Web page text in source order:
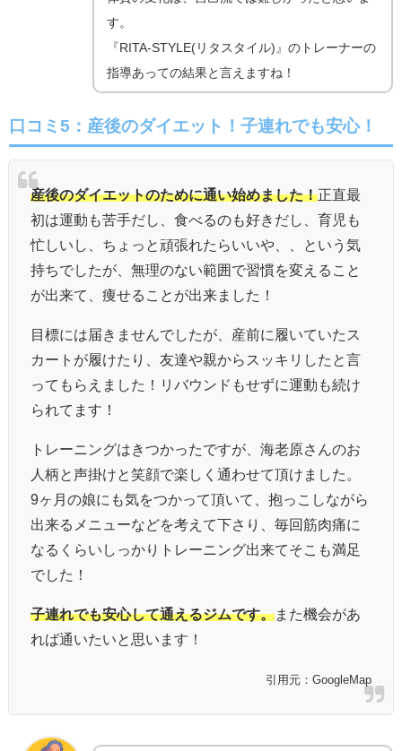
す。
『RITA-STYLE(リタスタイル)』のトレーナーの
指導あっての結果と言えますね！
口コミ5：産後のダイエット！子連れでも安心！
産後のダイエットのために通い始めました！正直最
初は運動も苦手だし、食べるのも好きだし、育児も
忙しいし、ちょっと頑張れたらいいや、、という気
持ちでしたが、無理のない範囲で習慣を変えること
が出来て、痩せることが出来ました！
目標には届きませんでしたが、産前に履いていたス
カートが履けたり、友達や親からスッキリしたと言
ってもらえました！リバウンドもせずに運動も続け
られてます！
トレーニングはきつかったですが、海老原さんのお
人柄と声掛けと笑顔で楽しく通わせて頂けました。
9ヶ月の娘にも気をつかって頂いて、抱っこしながら
出来るメニューなどを考えて下さり、毎回筋肉痛に
なるくらいしっかりトレーニング出来てそこも満足
でした！
子連れでも安心して通えるジムです。また機会があ
れば通いたいと思います！
引用元：GoogleMap